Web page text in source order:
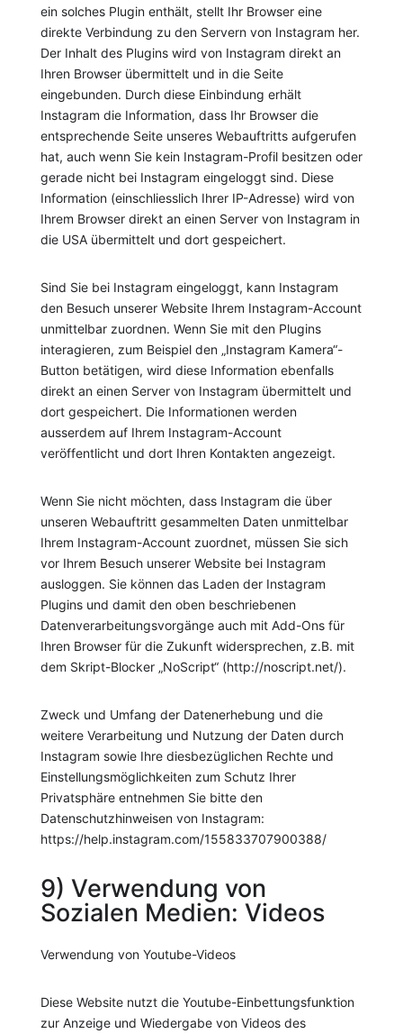
ein solches Plugin enthält, stellt Ihr Browser eine
direkte Verbindung zu den Servern von Instagram her.
Der Inhalt des Plugins wird von Instagram direkt an
Ihren Browser übermittelt und in die Seite
eingebunden. Durch diese Einbindung erhält
Instagram die Information, dass Ihr Browser die
entsprechende Seite unseres Webauftritts aufgerufen
hat, auch wenn Sie kein Instagram-Profil besitzen oder
gerade nicht bei Instagram eingeloggt sind. Diese
Information (einschliesslich Ihrer IP-Adresse) wird von
Ihrem Browser direkt an einen Server von Instagram in
die USA übermittelt und dort gespeichert.
Sind Sie bei Instagram eingeloggt, kann Instagram
den Besuch unserer Website Ihrem Instagram-Account
unmittelbar zuordnen. Wenn Sie mit den Plugins
interagieren, zum Beispiel den „Instagram Kamera“-
Button betätigen, wird diese Information ebenfalls
direkt an einen Server von Instagram übermittelt und
dort gespeichert. Die Informationen werden
ausserdem auf Ihrem Instagram-Account
veröffentlicht und dort Ihren Kontakten angezeigt.
Wenn Sie nicht möchten, dass Instagram die über
unseren Webauftritt gesammelten Daten unmittelbar
Ihrem Instagram-Account zuordnet, müssen Sie sich
vor Ihrem Besuch unserer Website bei Instagram
ausloggen. Sie können das Laden der Instagram
Plugins und damit den oben beschriebenen
Datenverarbeitungsvorgänge auch mit Add-Ons für
Ihren Browser für die Zukunft widersprechen, z.B. mit
dem Skript-Blocker „NoScript“ (http://noscript.net/).
Zweck und Umfang der Datenerhebung und die
weitere Verarbeitung und Nutzung der Daten durch
Instagram sowie Ihre diesbezüglichen Rechte und
Einstellungsmöglichkeiten zum Schutz Ihrer
Privatsphäre entnehmen Sie bitte den
Datenschutzhinweisen von Instagram:
https://help.instagram.com/155833707900388/
9) Verwendung von
Sozialen Medien: Videos
Verwendung von Youtube-Videos
Diese Website nutzt die Youtube-Einbettungsfunktion
zur Anzeige und Wiedergabe von Videos des